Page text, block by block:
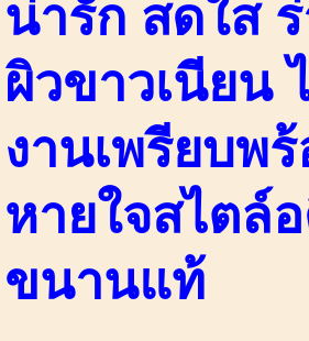
น่ารัก สดใส
ผิวขาวเนียน
งานเพรียบพ
หายใจสไตล์
ขนานแท้